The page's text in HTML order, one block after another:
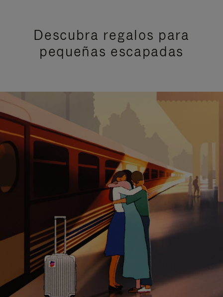
Descubra regalos para
pequeñas escapadas